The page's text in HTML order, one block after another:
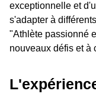
exceptionnelle et
s'adapter à
"Athlète passionné
nouveaux défis et à